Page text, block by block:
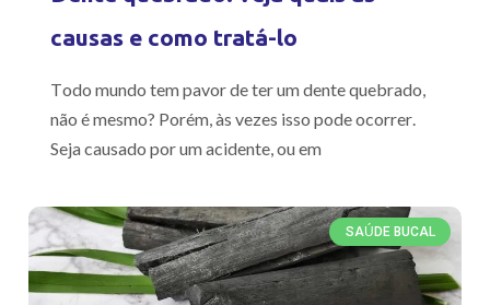
causas e como tratá-lo
Todo mundo tem pavor de ter um dente quebrado,
não é mesmo? Porém, às vezes isso pode ocorrer.
Seja causado por um acidente, ou em
SAÚDE BUCAL